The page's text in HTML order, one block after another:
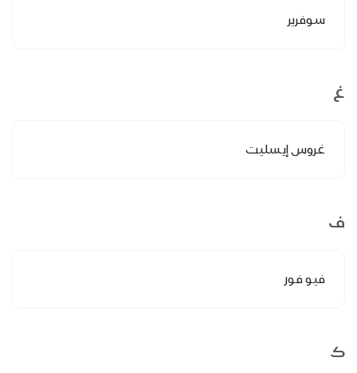
سوفرير
غ
غروس إيسليت
ف
فيو فور
ك